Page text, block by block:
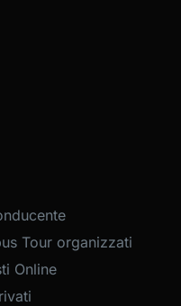
Tour organizzati
Online